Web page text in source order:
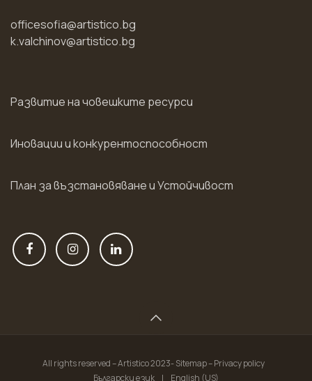
officesofia@artistico.bg
k.valchinov@artistico.bg
Развитие на човешките ресурси
Иновации и конкурентоспособност
План за възстановяване и Устойчивост
All rights reserved – Artistico 2023- Sitemap – Privacy policy
Български език
| English (US)